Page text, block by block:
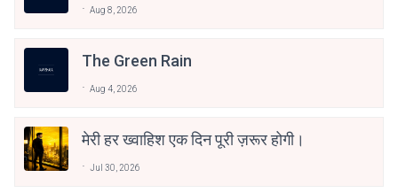
Aug 8, 2026
The Green Rain
Aug 4, 2026
मेरी हर ख्वाहिश एक दिन पूरी ज़रूर होगी।
Jul 30, 2026